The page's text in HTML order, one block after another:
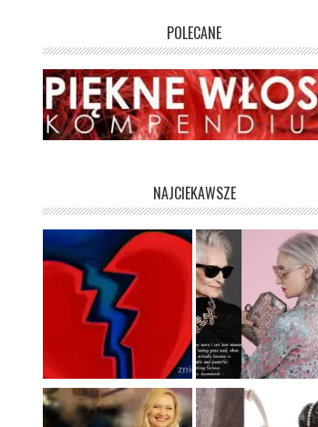
POLECANE
NAJCIEKAWSZE